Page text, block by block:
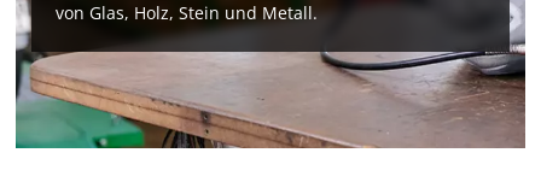
Wir benötigen deine Zustimmung, um
Google Maps laden zu können!
von Glas, Holz, Stein und Metall.